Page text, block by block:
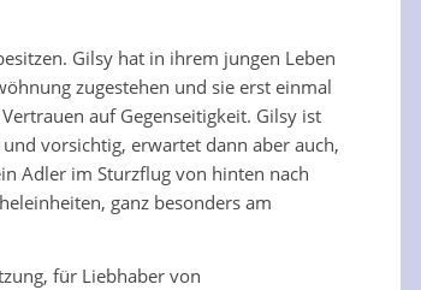
Gilsy hat in ihrem jungen Leben
zugestehen und sie erst einmal
auf Gegenseitigkeit. Gilsy ist
vorsichtig, erwartet dann aber auch,
Adler im Sturzflug von hinten nach
ganz besonders am
für Liebhaber von